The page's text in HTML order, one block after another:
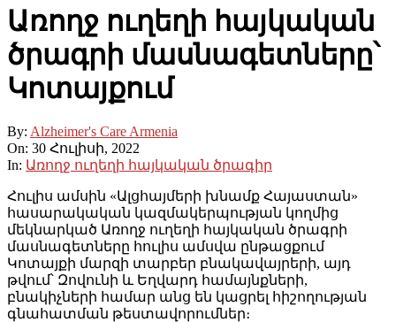
Առողջ ուղեղի հայկական
ծրագրի մասնագետները՝
Կոտայքում
By: Alzheimer's Care Armenia
On: 30 Հուլիսի, 2022
In: Առողջ ուղեղի հայկական ծրագիր
Հուլիս ամսին «Ալցհայմերի խնամք Հայաստան»
հասարակական կազմակերպության կողմից
մեկնարկած Առողջ ուղեղի հայկական ծրագրի
մասնագետները հուլիս ամսվա ընթացքում
Կոտայքի մարզի տարբեր բնակավայրերի, այդ
թվում՝ Զովունի և Եղվարդ համայնքների,
բնակիչների համար անց են կացրել հիշողության
գնահատման թեստավորումներ։